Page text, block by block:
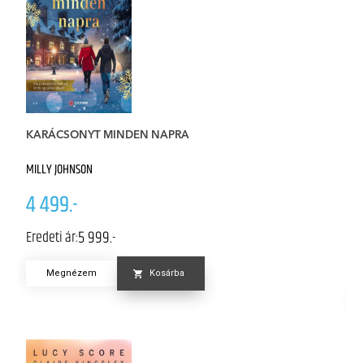
KARÁCSONYT MINDEN NAPRA
MILLY JOHNSON
4 499.-
Eredeti ár:5 999.-
Megnézem Kosárba